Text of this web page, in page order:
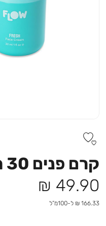
קרם פנים 30 מ”ל פרש
מחיר
מוצר
49.90 ₪
166.33 ₪ ל-100מ”ל